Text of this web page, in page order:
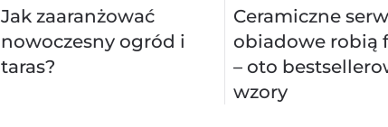
Jak zaaranżować
nowoczesny ogród i
taras?
Ceramiczne
obiadowe robią
– oto
wzory